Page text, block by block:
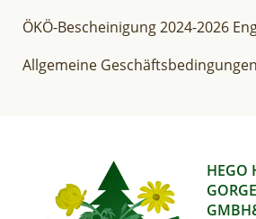
ÖKÖ-Bescheinigung 2024-2026
Allgemeine Geschäftsbedingungen
HEGO